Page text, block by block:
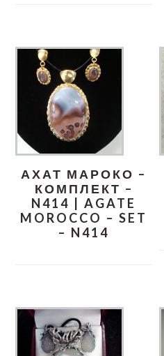
АХАТ МАРОКО –
КОМПЛЕКТ –
N414 | AGATE
MOROCCO – SET
– N414